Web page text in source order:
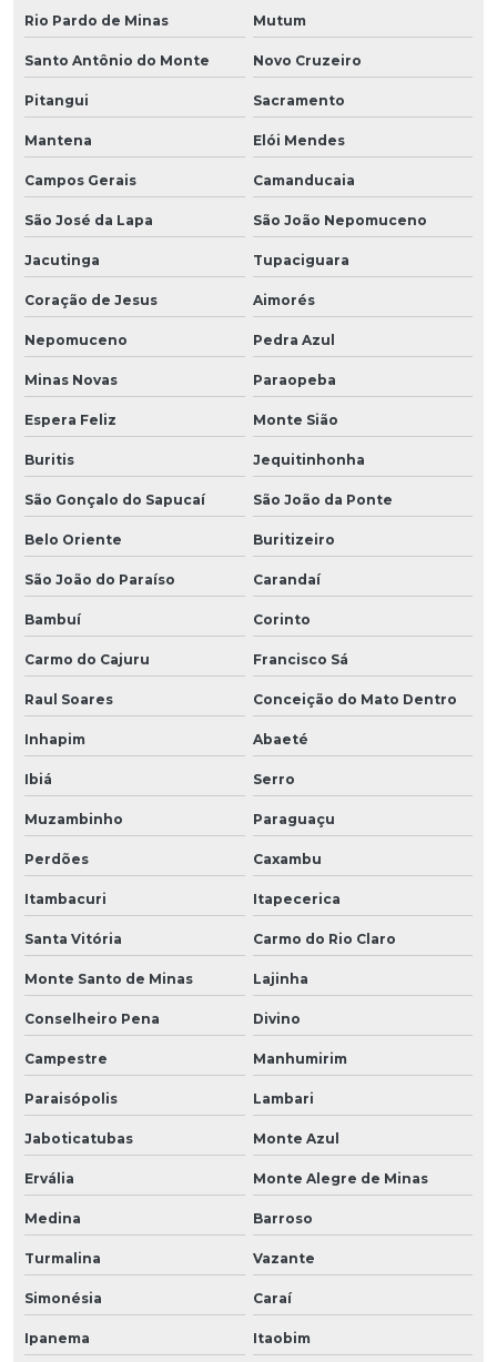
Rio Pardo de Minas Mutum
Santo Antônio do Monte Novo Cruzeiro
Pitangui Sacramento
Mantena Elói Mendes
Campos Gerais Camanducaia
São José da Lapa São João Nepomuceno
Jacutinga Tupaciguara
Coração de Jesus Aimorés
Nepomuceno Pedra Azul
Minas Novas Paraopeba
Espera Feliz Monte Sião
Buritis Jequitinhonha
São Gonçalo do Sapucaí São João da Ponte
Belo Oriente Buritizeiro
São João do Paraíso Carandaí
Bambuí Corinto
Carmo do Cajuru Francisco Sá
Raul Soares Conceição do Mato Dentro
Inhapim Abaeté
Ibiá Serro
Muzambinho Paraguaçu
Perdões Caxambu
Itambacuri Itapecerica
Santa Vitória Carmo do Rio Claro
Monte Santo de Minas Lajinha
Conselheiro Pena Divino
Campestre Manhumirim
Paraisópolis Lambari
Jaboticatubas Monte Azul
Ervália Monte Alegre de Minas
Medina Barroso
Turmalina Vazante
Simonésia Caraí
Ipanema Itaobim